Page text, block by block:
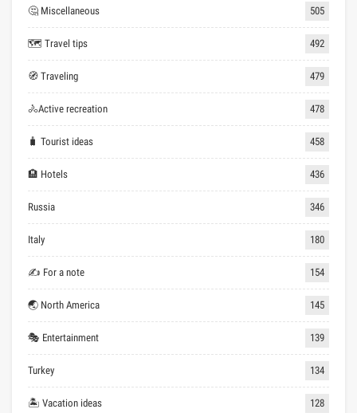
🤔 Miscellaneous 505
🗺 Travel tips 492
🧭 Traveling 479
🚴Active recreation 478
🧳 Tourist ideas 458
🏨 Hotels 436
Russia 346
Italy 180
✍ For a note 154
🌏 North America 145
🎭 Entertainment 139
Turkey 134
🏝 Vacation ideas 128